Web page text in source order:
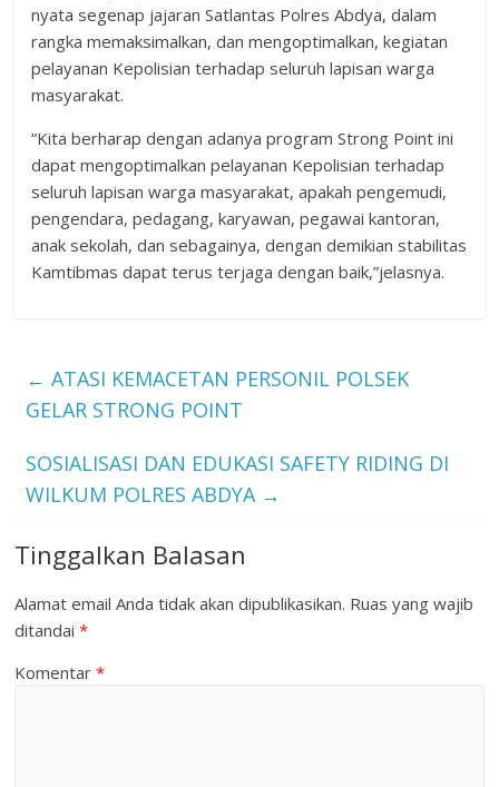
nyata segenap jajaran Satlantas Polres Abdya, dalam
rangka memaksimalkan, dan mengoptimalkan, kegiatan
pelayanan Kepolisian terhadap seluruh lapisan warga
masyarakat.
“Kita berharap dengan adanya program Strong Point ini
dapat mengoptimalkan pelayanan Kepolisian terhadap
seluruh lapisan warga masyarakat, apakah pengemudi,
pengendara, pedagang, karyawan, pegawai kantoran,
anak sekolah, dan sebagainya, dengan demikian stabilitas
Kamtibmas dapat terus terjaga dengan baik,”jelasnya.
← ATASI KEMACETAN PERSONIL POLSEK
GELAR STRONG POINT
SOSIALISASI DAN EDUKASI SAFETY RIDING DI
WILKUM POLRES ABDYA →
Tinggalkan Balasan
Alamat email Anda tidak akan dipublikasikan. Ruas yang wajib
ditandai*
Komentar*